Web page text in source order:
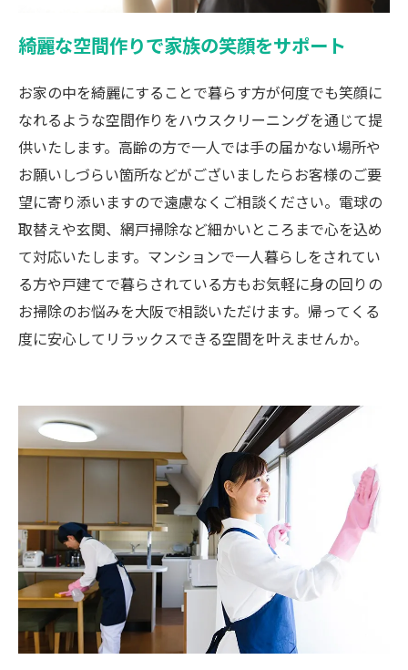
綺麗な空間作りで家族の笑顔をサポート
お家の中を綺麗にすることで暮らす方が何度でも笑顔に
なれるような空間作りをハウスクリーニングを通じて提
供いたします。高齢の方で一人では手の届かない場所や
お願いしづらい箇所などがございましたらお客様のご要
望に寄り添いますので遠慮なくご相談ください。電球の
取替えや玄関、網戸掃除など細かいところまで心を込め
て対応いたします。マンションで一人暮らしをされてい
る方や戸建てで暮らされている方もお気軽に身の回りの
お掃除のお悩みを大阪で相談いただけます。帰ってくる
度に安心してリラックスできる空間を叶えませんか。